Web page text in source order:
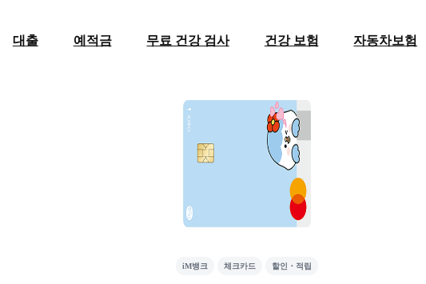
대출 예적금 무료 건강 검사 건강 보험 자동차보험
iM뱅크 체크카드 할인・적립